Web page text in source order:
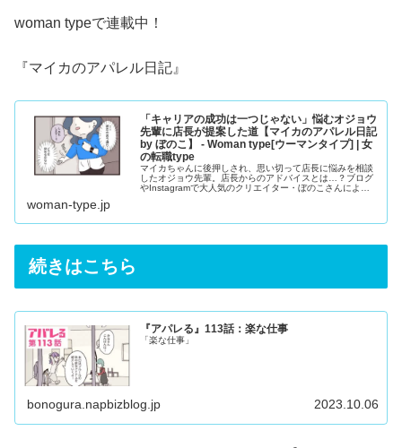
woman typeで連載中！
『マイカのアパレル日記』
「キャリアの成功は一つじゃない」悩むオジョウ
先輩に店長が提案した道【マイカのアパレル日記
by ぼのこ】 - Woman type[ウーマンタイプ] | 女
の転職type
マイカちゃんに後押しされ、思い切って店長に悩みを相談
したオジョウ先輩。店長からのアドバイスとは…？ブログ
やInstagramで大人気のクリエイター・ぼのこさんによる
woman-type.jp
続きはこちら
『アパレる』113話：楽な仕事
「楽な仕事」
bonogura.napbizblog.jp 2023.10.06